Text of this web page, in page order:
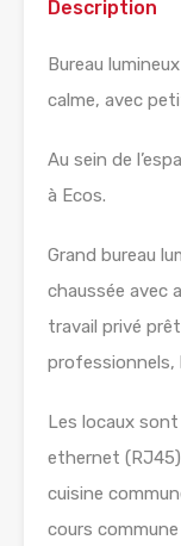
Description
Bureau
calme, avec
Au sein de
à Ecos.
Grand bureau
chaussée avec
travail privé
professionnels,
Les locaux
ethernet
cuisine
cours